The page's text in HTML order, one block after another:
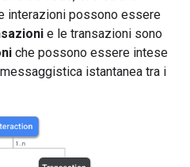
interazioni possono essere
e le transazioni sono
che possono essere intese
istantanea tra i